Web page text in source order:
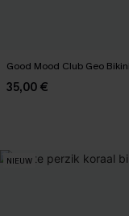
Good Mood Club Geo
35,00 €
NIEUW